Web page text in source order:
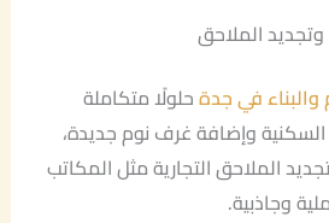
الملاحق
في جدةحلولًا متكاملة
وإضافة غرف نوم جديدة،
الملاحق التجارية مثل المكاتب
وجاذبية.